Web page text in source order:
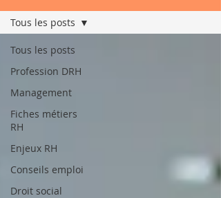
Tous les posts
Profession DRH
Management
Fiches métiers
RH
Enjeux RH
Conseils emploi
Droit social
Tous les posts